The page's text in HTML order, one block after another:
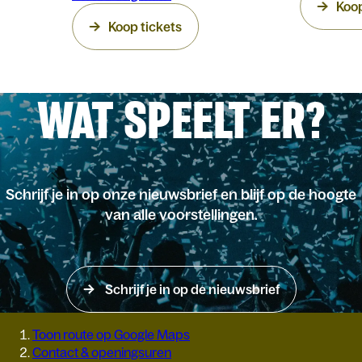
Koop tickets
WAT SPEELT ER?
Schrijf je in op onze nieuwsbrief en blijf op de hoogte
van alle voorstellingen.
Schrijf je in op de nieuwsbrief
Toon route op Google Maps
Contact & openingsuren